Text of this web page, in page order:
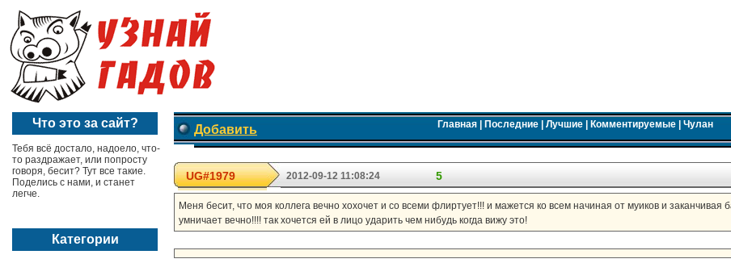
Что это за сайт?
Тебя всё достало, надоело, что-
то раздражает, или попросту
говоря, бесит? Тут все такие.
Поделись с нами, и станет
легче.
Категории
Добавить Главная| Последние| Лучшие| Комментируемые| Чулан
UG#1979 2012-09-12 11:08:24 5
Меня бесит, что моя коллега вечно хохочет и со всеми флиртует!!! и мажется ко всем начиная от муиков и
умничает вечно!!!! так хочется ей в лицо ударить чем нибудь когда вижу это!